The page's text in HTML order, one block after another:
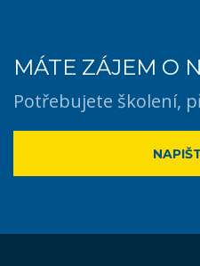
MÁTE ZÁJEM O
Potřebujete školení,